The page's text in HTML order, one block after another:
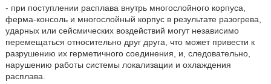
- при поступлении расплава внутрь многослойного корпуса,
ферма-консоль и многослойный корпус в результате разогрева,
ударных или сейсмических воздействий могут независимо
перемещаться относительно друг друга, что может привести к
разрушению их герметичного соединения, и, следовательно,
нарушению работы системы локализации и охлаждения
расплава.